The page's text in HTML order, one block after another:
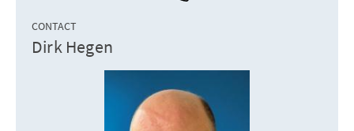
CONTACT
Dirk Hegen